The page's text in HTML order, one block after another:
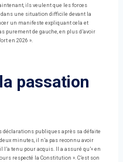
ils veulent que les forces
dans une situation difficile devant la
un manifeste expliquant cela et
purement de gauche, en plus d’avoir
en 2026 ».
passation
déclarations publiques après sa défaite
minutes, il n’a pas reconnu avoir
tenu pour acquis. Il a assuré qu’« en
respecté la Constitution ». C’est son